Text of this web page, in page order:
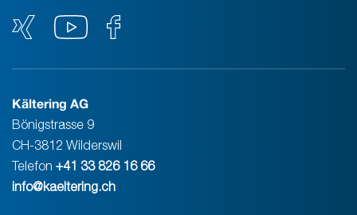
Kältering AG
Bönigstrasse 9
CH-3812 Wilderswil
Telefon +41 33 826 16 66
info@kaeltering.ch